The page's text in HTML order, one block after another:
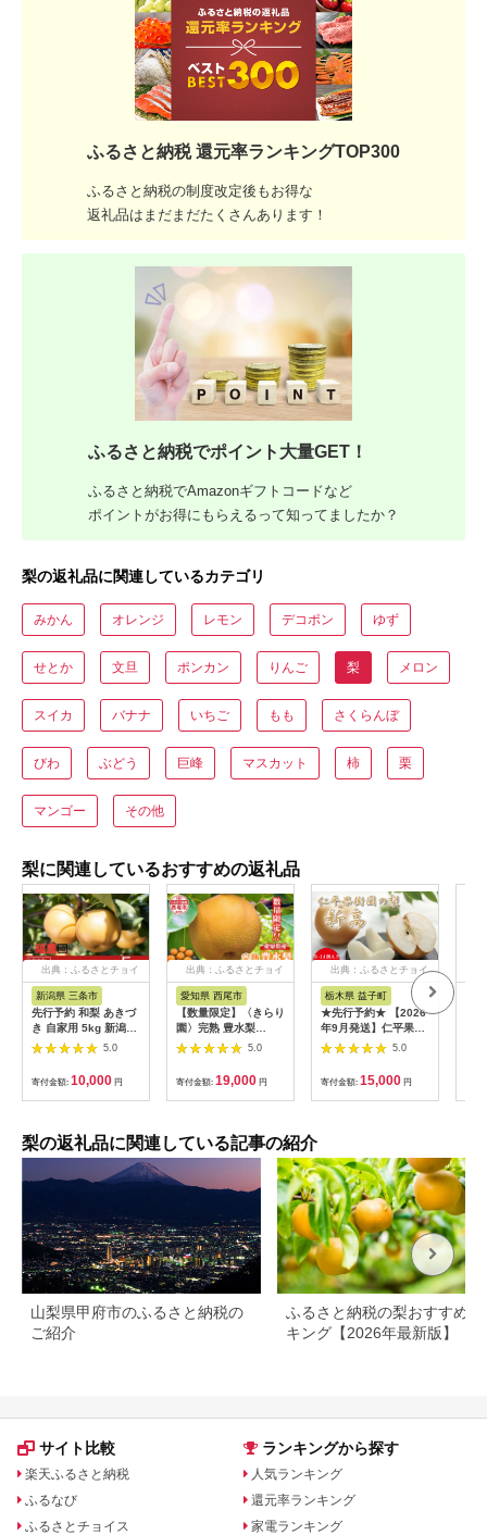
ふるさと納税 還元率ランキングTOP300
ふるさと納税の制度改定後もお得な
返礼品はまだまだたくさんあります！
ふるさと納税でポイント大量GET！
ふるさと納税でAmazonギフトコードなど
ポイントがお得にもらえるって知ってましたか？
梨の返礼品に関連しているカテゴリ
みかん オレンジ レモン デコポン ゆず
せとか 文旦 ポンカン りんご 梨 メロン
スイカ バナナ いちご もも さくらんぼ
びわ ぶどう 巨峰 マスカット 柿 栗
マンゴー その他
梨に関連しているおすすめの返礼品
出典：ふるさとチョイ
ス
新潟県 三条市
先行予約 和梨 あきづ
き 自家用 5kg 新潟県
産 訳アリ 梨 [岩福農
園]【010P062】
5.0
寄付金額: 10,000 円
出典：ふるさとチョイ
ス
愛知県 西尾市
【数量限定】〈きらり
園〉完熟 豊水梨
5kg・K086-195.0
寄付金額: 19,000 円
出典：ふるさとチョイ
栃木県 益子町
★先行予約★ 【2026
年9月発送】仁平果樹
園の梨 「新高」5kg
(8個～14個) (9月下旬
より順次配送) | 果物
新鮮 フルーツ ギフト
梨 ナシ 益子町産梨 甘
(DB004)
5.0
寄付金額: 15,000 円
梨の返礼品に関連している記事の紹介
山梨県甲府市のふるさと納税の
ご紹介
ふるさと納税の梨おすすめラ
キング【2026年最新版】
サイト比較
楽天ふるさと納税
ふるなび
ふるさとチョイス
ランキングから探す
人気ランキング
還元率ランキング
家電ランキング